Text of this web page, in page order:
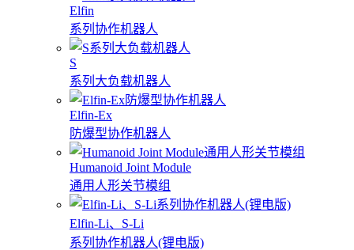
Elfin
系列协作机器人
S
系列大负载机器人
Elfin-Ex
防爆型协作机器人
Humanoid Joint Module
通用人形关节模组
Elfin-Li、S-Li
系列协作机器人(锂电版)